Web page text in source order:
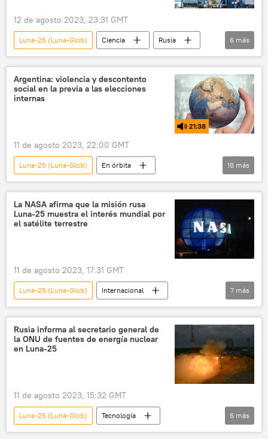
12 de agosto 2023, 23:31 GMT
Luna-25 (Luna-Glob) Ciencia
Rusia
espacio
la Luna
Roscosmos
🚀 Conquista espacial
astrofísica
Moscú
6 más
Argentina: violencia y descontento
social en la previa a las elecciones
internas
21:38
11 de agosto 2023, 22:00 GMT
Luna-25 (Luna-Glob)
En órbita
Sergio Massa
la Luna
Argentina
Buenos Aires
Roscosmos
Consejo Nacional de Investigaciones Científicas y Técnicas de Argentina (CONICET)
Cristina Fernández de Kirchner
Mauricio Macri
Horacio Rodríguez Larreta
Patricia Bullrich
Uruguay
Gobierno de Uruguay
Senado de Uruguay
PIT-CNT
18 más
La NASA afirma que la misión rusa
Luna-25 muestra el interés mundial por
el satélite terrestre
11 de agosto 2023, 17:31 GMT
Luna-25 (Luna-Glob)
Internacional
🚀 Conquista espacial
la Luna
NASA
espacio
Yuri Borísov
Vostochni
Soyuz-2.1b
7 más
Rusia informa al secretario general de
la ONU de fuentes de energía nuclear
en Luna-25
11 de agosto 2023, 15:32 GMT
Luna-25 (Luna-Glob)
Tecnología
🚀 Conquista espacial
Rusia
6 más